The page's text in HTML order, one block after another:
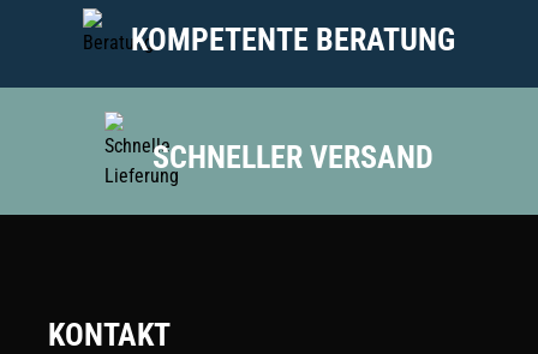
KOMPETENTE BERATUNG
SCHNELLER VERSAND
KONTAKT